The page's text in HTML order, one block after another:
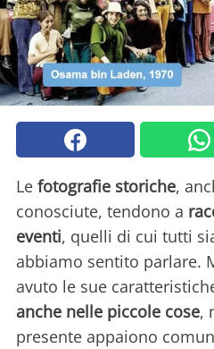
Le fotografie storiche,
conosciute, tendono a
eventi, quelli di cui tutti
abbiamo sentito parlare.
avuto le sue
anche nelle piccole cose,
presente appaiono